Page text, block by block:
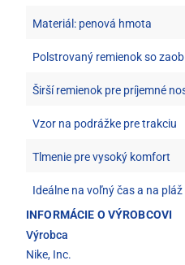
Materiál: penová hmota
Polstrovaný remienok so
Širší remienok pre príjemné
Vzor na podrážke pre trakciu
Tlmenie pre vysoký komfort
Ideálne na voľný čas a na pláž
INFORMÁCIE O VÝROBCOVI
Výrobca
Nike, Inc.